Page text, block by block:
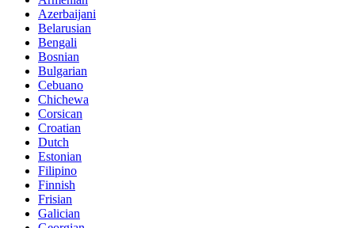
Azerbaijani
Belarusian
Bengali
Bosnian
Bulgarian
Cebuano
Chichewa
Corsican
Croatian
Dutch
Estonian
Filipino
Finnish
Frisian
Galician